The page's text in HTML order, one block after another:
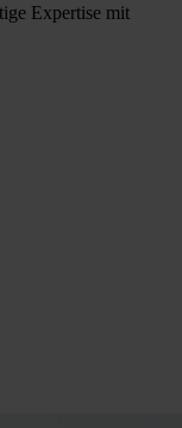
Expertise mit